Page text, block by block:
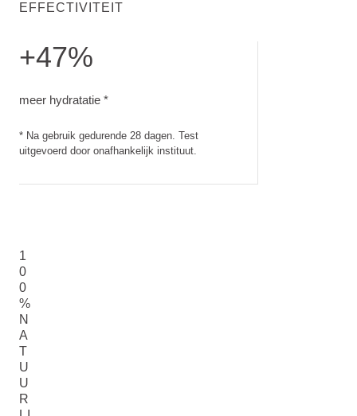
EFFECTIVITEIT
+47%
meer hydratatie *
* Na gebruik gedurende 28 dagen. Test
uitgevoerd door onafhankelijk instituut.
1
0
0
%
N
A
T
U
U
R